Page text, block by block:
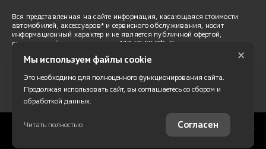
Вся представленная на сайте информация, касающаяся стоимости
автомобилей, аксессуаров* и сервисного обслуживания, носит
информационный характер и не является публичной офертой,
определяемой положениями ст. 437 (2) ГК РФ. Для получения
Опубликованная на данном сайте информация может быть изменена
аксессуаров указана без учета стоимости установки.
Правовая информация
Работает на технологиях
Мы используем файлы cookie
Это необходимо для полноценного функционирования сайта.
Продолжая использовать сайт, вы соглашаетесь со сбором и
обработкой данных.
Читать полностью Согласен
×